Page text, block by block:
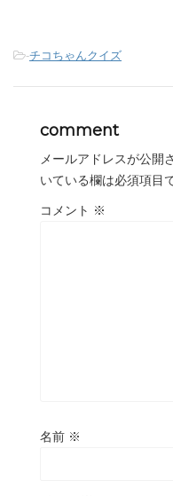
-チコちゃんクイズ
comment
メールアドレスが公開
いている欄は必須項目
コメント ※
名前 ※